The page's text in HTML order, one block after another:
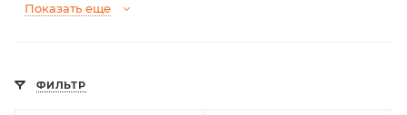
Показать еще
ФИЛЬТР